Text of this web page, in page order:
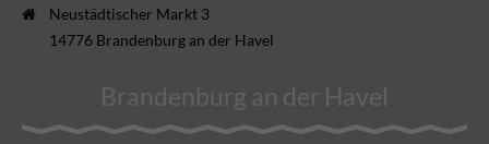
Neustädtischer Markt 3
14776 Brandenburg an der Havel
Brandenburg an der Havel